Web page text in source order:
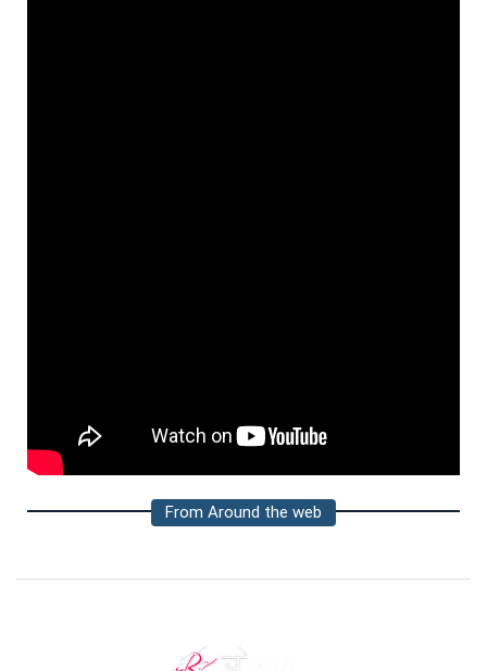
From Around the web